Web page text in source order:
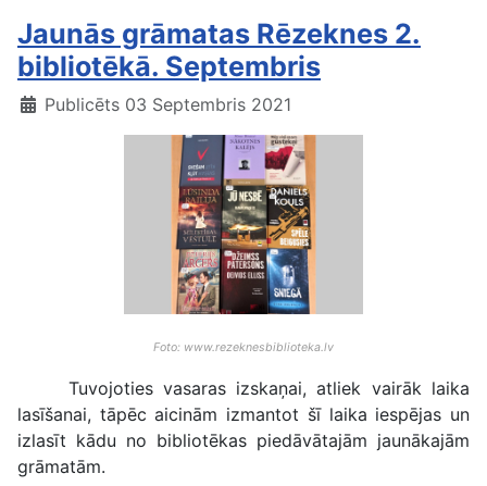
Jaunās grāmatas Rēzeknes 2.
bibliotēkā. Septembris
Publicēts 03 Septembris 2021
Foto: www.rezeknesbiblioteka.lv
Tuvojoties vasaras izskaņai, atliek vairāk laika
lasīšanai, tāpēc aicinām izmantot šī laika iespējas un
izlasīt kādu no bibliotēkas piedāvātajām jaunākajām
grāmatām.